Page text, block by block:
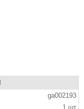
ga002193
1 шт